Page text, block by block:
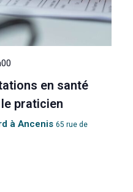
en santé
praticien
à Ancenis 65 rue de